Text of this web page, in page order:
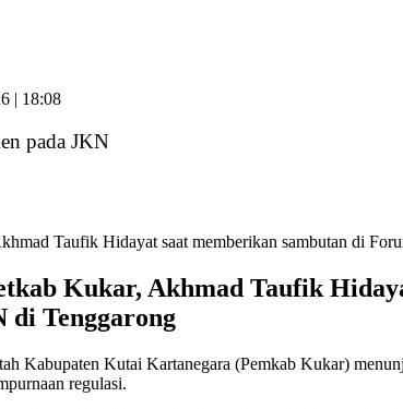
| 18:08
pada JKN
Kukar, Akhmad Taufik
di Tenggarong
Kabupaten Kutai Kartanegara (Pemkab Kukar)
regulasi.